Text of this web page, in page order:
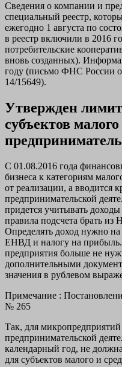
Сведения о компании и
специальный реестр,
ежегодно 1 августа по
в реестр включили в 2016
потребительские
вновь созданных).
году (письмо ФНС России
14/15649).
Утвержден лимит
субъектов малого
С 01.08.2016 года
бизнеса к категориям
от реализации, а вводится
предпринимательской
придется учитывать
правила подсчета брать из
Определять доход нужно
ЕНВД и налогу на прибыль.
предприятия больше не
дополнительными
значения в рублевом
Примечание :
№ 265
Так, для
предпринимательской
календарный год, не
для субъектов малого и